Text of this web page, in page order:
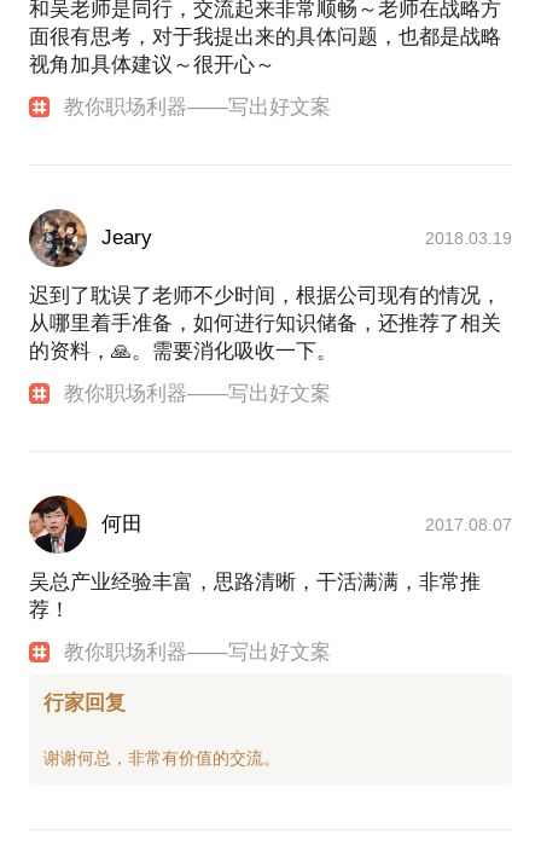
和吴老师是同行，交流起来非常顺畅～老师在战略方
面很有思考，对于我提出来的具体问题，也都是战略
视角加具体建议～很开心～
教你职场利器——写出好文案
Jeary 2018.03.19
迟到了耽误了老师不少时间，根据公司现有的情况，
从哪里着手准备，如何进行知识储备，还推荐了相关
的资料，🙏。需要消化吸收一下。
教你职场利器——写出好文案
何田 2017.08.07
吴总产业经验丰富，思路清晰，干活满满，非常推
荐！
教你职场利器——写出好文案
行家回复